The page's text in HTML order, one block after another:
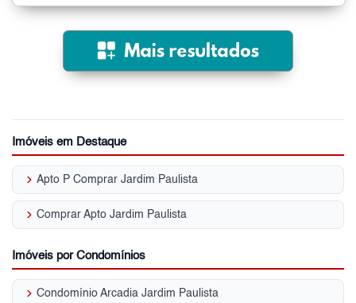
Imóveis em Destaque
keyboard_arrow_right Apto P Comprar Jardim Paulista
keyboard_arrow_right Comprar Apto Jardim Paulista
Imóveis por Condomínios
keyboard_arrow_right Condomínio Arcadia Jardim Paulista